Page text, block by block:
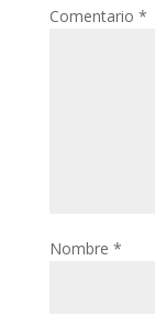
Comentario *
Nombre *